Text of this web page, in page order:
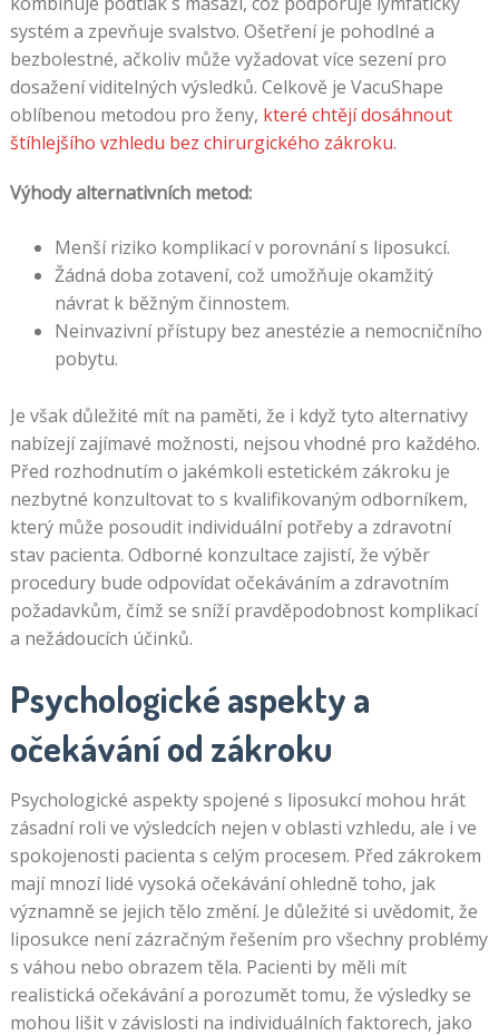
systém a zpevňuje svalstvo. Ošetření je pohodlné a
bezbolestné, ačkoliv může vyžadovat více sezení pro
dosažení viditelných výsledků. Celkově je VacuShape
oblíbenou metodou pro ženy, které chtějí dosáhnout
štíhlejšího vzhledu bez chirurgického zákroku.
Výhody alternativních metod:
Menší riziko komplikací v porovnání s liposukcí.
Žádná doba zotavení, což umožňuje okamžitý
návrat k běžným činnostem.
Neinvazivní přístupy bez anestézie a nemocničního
pobytu.
Je však důležité mít na paměti, že i když tyto alternativy
nabízejí zajímavé možnosti, nejsou vhodné pro každého.
Před rozhodnutím o jakémkoli estetickém zákroku je
nezbytné konzultovat to s kvalifikovaným odborníkem,
který může posoudit individuální potřeby a zdravotní
stav pacienta. Odborné konzultace zajistí, že výběr
procedury bude odpovídat očekáváním a zdravotním
požadavkům, čímž se sníží pravděpodobnost komplikací
a nežádoucích účinků.
Psychologické aspekty a
očekávání od zákroku
Psychologické aspekty spojené s liposukcí mohou hrát
zásadní roli ve výsledcích nejen v oblasti vzhledu, ale i ve
spokojenosti pacienta s celým procesem. Před zákrokem
mají mnozí lidé vysoká očekávání ohledně toho, jak
významně se jejich tělo změní. Je důležité si uvědomit, že
liposukce není zázračným řešením pro všechny problémy
s váhou nebo obrazem těla. Pacienti by měli mít
realistická očekávání a porozumět tomu, že výsledky se
mohou lišit v závislosti na individuálních faktorech, jako